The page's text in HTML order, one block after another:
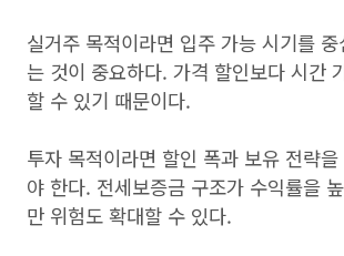
실거주 목적이라면 입주 가능 시기를
는 것이 중요하다. 가격 할인보다 시간
할 수 있기 때문이다.
투자 목적이라면 할인 폭과 보유 전략
야 한다. 전세보증금 구조가 수익률을
만 위험도 확대할 수 있다.